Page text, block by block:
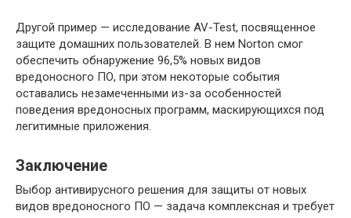
Другой пример — исследование AV-Test, посвященное
защите домашних пользователей. В нем Norton смог
обеспечить обнаружение 96,5% новых видов
вредоносного ПО, при этом некоторые события
оставались незамеченными из-за особенностей
поведения вредоносных программ, маскирующихся под
легитимные приложения.
Заключение
Выбор антивирусного решения для защиты от новых
видов вредоносного ПО — задача комплексная и требует